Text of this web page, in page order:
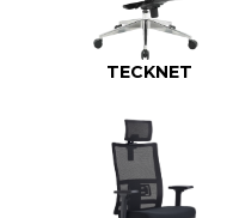
TECKNET